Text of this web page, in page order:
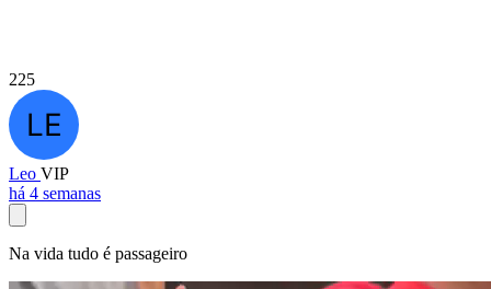
225
Leo VIP
há 4 semanas
Na vida tudo é passageiro